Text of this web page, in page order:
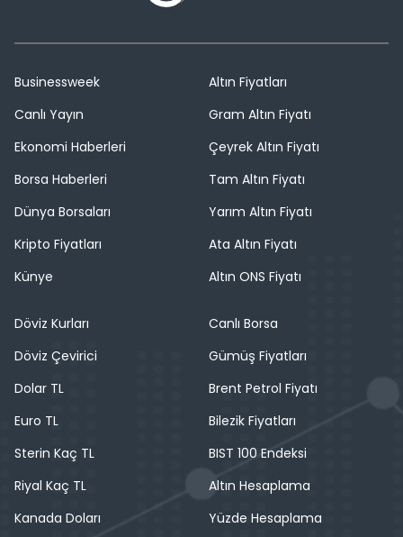
Businessweek
Canlı Yayın
Ekonomi Haberleri
Borsa Haberleri
Dünya Borsaları
Kripto Fiyatları
Künye
Altın Fiyatları
Gram Altın Fiyatı
Çeyrek Altın Fiyatı
Tam Altın Fiyatı
Yarım Altın Fiyatı
Ata Altın Fiyatı
Altın ONS Fiyatı
Döviz Kurları
Döviz Çevirici
Dolar TL
Euro TL
Sterin Kaç TL
Riyal Kaç TL
Kanada Doları
Canlı Borsa
Gümüş Fiyatları
Brent Petrol Fiyatı
Bilezik Fiyatları
BIST 100 Endeksi
Altın Hesaplama
Yüzde Hesaplama